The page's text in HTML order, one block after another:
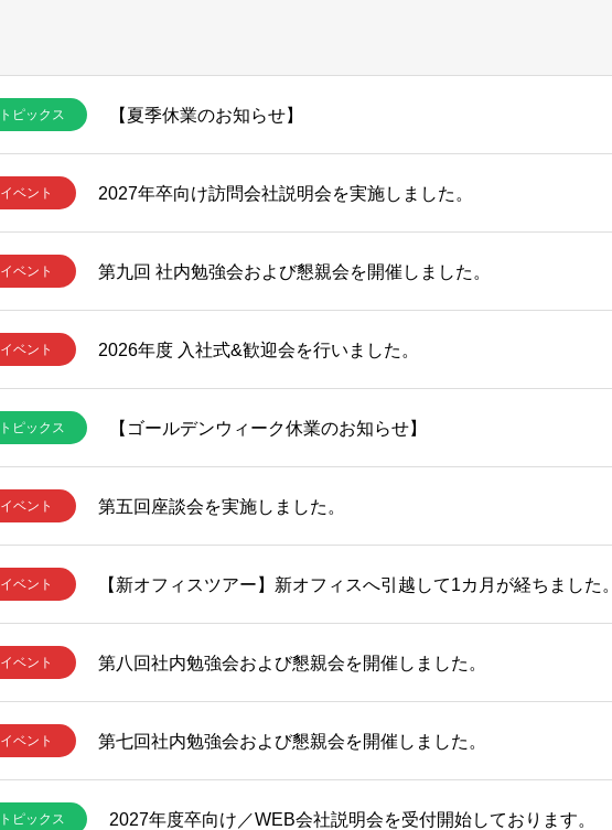
トピックス 【夏季休業のお知らせ】
イベント 2027年卒向け訪問会社説明会を実施しました。
イベント 第九回 社内勉強会および懇親会を開催しました。
イベント 2026年度 入社式&歓迎会を行いました。
トピックス 【ゴールデンウィーク休業のお知らせ】
イベント 第五回座談会を実施しました。
イベント 【新オフィスツアー】新オフィスへ引越して1カ月が経ちました。
イベント 第八回社内勉強会および懇親会を開催しました。
イベント 第七回社内勉強会および懇親会を開催しました。
トピックス 2027年度卒向け／WEB会社説明会を受付開始しております。